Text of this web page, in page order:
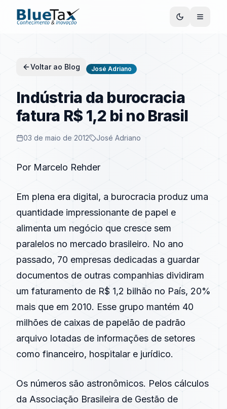
Voltar ao Blog José Adriano
Indústria da burocracia
fatura R$ 1,2 bi no Brasil
03 de maio de 2012 José Adriano
Por Marcelo Rehder
Em plena era digital, a burocracia produz uma
quantidade impressionante de papel e
alimenta um negócio que cresce sem
paralelos no mercado brasileiro. No ano
passado, 70 empresas dedicadas a guardar
documentos de outras companhias dividiram
um faturamento de R$ 1,2 bilhão no País, 20%
mais que em 2010. Esse grupo mantém 40
milhões de caixas de papelão de padrão
arquivo lotadas de informações de setores
como financeiro, hospitalar e jurídico.
Os números são astronômicos. Pelos cálculos
da Associação Brasileira de Gestão de